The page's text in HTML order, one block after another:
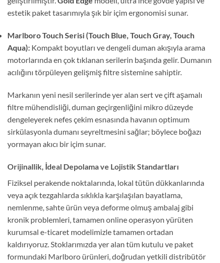
estetik paket tasarımıyla şık bir içim ergonomisi sunar.
Marlboro Touch Serisi (Touch Blue, Touch Gray, Touch
Aqua): Kompakt boyutları ve dengeli duman akışıyla arama
motorlarında en çok tıklanan serilerin başında gelir. Dumanın
acılığını törpüleyen gelişmiş filtre sistemine sahiptir.
Markanın yeni nesil serilerinde yer alan sert ve çift aşamalı
filtre mühendisliği, duman geçirgenliğini mikro düzeyde
dengeleyerek nefes çekim esnasında havanın optimum
sirkülasyonla dumanı seyreltmesini sağlar; böylece boğazı
yormayan akıcı bir içim sunar.
Orijinallik, İdeal Depolama ve Lojistik Standartları
Fiziksel perakende noktalarında, lokal tütün dükkanlarında
veya açık tezgahlarda sıklıkla karşılaşılan bayatlama,
nemlenme, sahte ürün veya deforme olmuş ambalaj gibi
kronik problemleri, tamamen online operasyon yürüten
kurumsal e-ticaret modelimizle tamamen ortadan
kaldırıyoruz. Stoklarımızda yer alan tüm kutulu ve paket
formundaki Marlboro ürünleri, doğrudan yetkili distribütör